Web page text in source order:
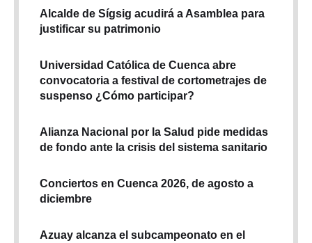
Alcalde de Sígsig acudirá a Asamblea para
justificar su patrimonio
Universidad Católica de Cuenca abre
convocatoria a festival de cortometrajes de
suspenso ¿Cómo participar?
Alianza Nacional por la Salud pide medidas
de fondo ante la crisis del sistema sanitario
Conciertos en Cuenca 2026, de agosto a
diciembre
Azuay alcanza el subcampeonato en el